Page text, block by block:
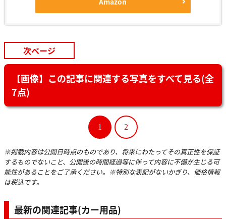
次ページ
【画像】この記事に関連する写真をすべて見る(全
7点)
1 2
※掲載内容は公開日時点のものであり、将来にわたってその真正性を保証
するものでないこと、公開後の時間経過等に伴って内容に不備が生じる可
能性があることをご了承ください。※特別な表記がないかぎり、価格情報
は税込です。
最新の関連記事(カー用品)